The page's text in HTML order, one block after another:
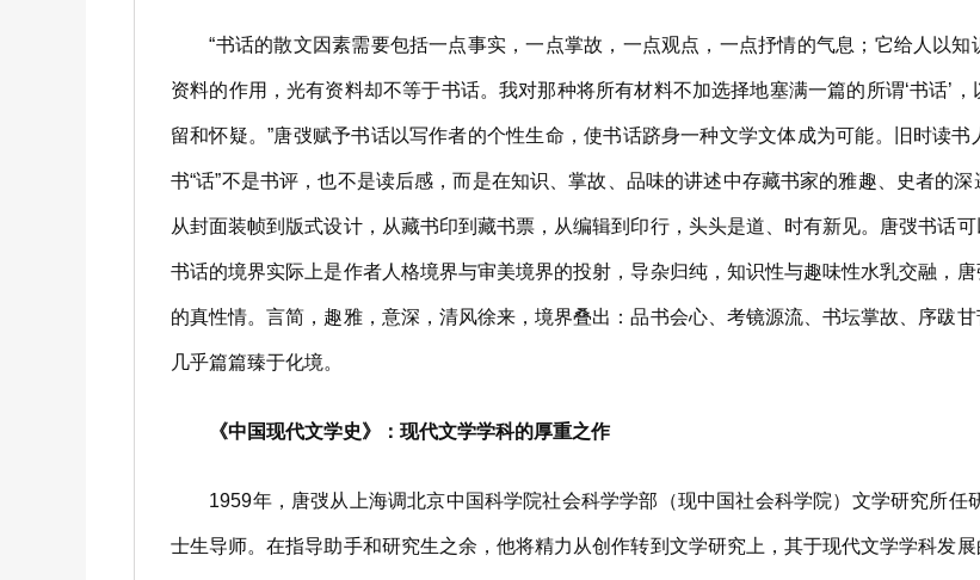
“书话的散文因素需要包括一点事实，一点掌故，一点观点，一点抒情的气息；它给人以知
资料的作用，光有资料却不等于书话。我对那种将所有材料不加选择地塞满一篇的所谓‘书话’
留和怀疑。”唐弢赋予书话以写作者的个性生命，使书话跻身一种文学文体成为可能。旧时读
书“话”不是书评，也不是读后感，而是在知识、掌故、品味的讲述中存藏书家的雅趣、史者的
从封面装帧到版式设计，从藏书印到藏书票，从编辑到印行，头头是道、时有新见。唐弢书话
书话的境界实际上是作者人格境界与审美境界的投射，导杂归纯，知识性与趣味性水乳交融，
的真性情。言简，趣雅，意深，清风徐来，境界叠出：品书会心、考镜源流、书坛掌故、序跋
几乎篇篇臻于化境。
《中国现代文学史》：现代文学学科的厚重之作
1959年，唐弢从上海调北京中国科学院社会科学学部（现中国社会科学院）文学研究所任
士生导师。在指导助手和研究生之余，他将精力从创作转到文学研究上，其于现代文学学科发